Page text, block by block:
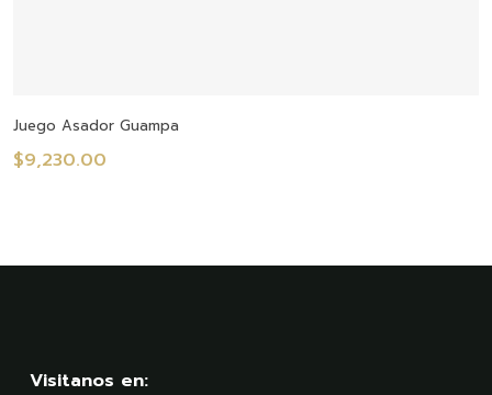
Juego Asador Guampa
$9,230.00
Visitanos en: